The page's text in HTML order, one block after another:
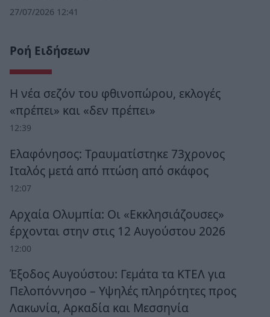
27/07/2026 12:41
Ροή Ειδήσεων
Η νέα σεζόν του φθινοπώρου, εκλογές
«πρέπει» και «δεν πρέπει»
12:39
Ελαφόνησος: Τραυματίστηκε 73χρονος
Ιταλός μετά από πτώση από σκάφος
12:07
Αρχαία Ολυμπία: Οι «Εκκλησιάζουσες»
έρχονται στην στις 12 Αυγούστου 2026
12:00
Έξοδος Αυγούστου: Γεμάτα τα ΚΤΕΛ για
Πελοπόννησο – Υψηλές πληρότητες προς
Λακωνία, Αρκαδία και Μεσσηνία